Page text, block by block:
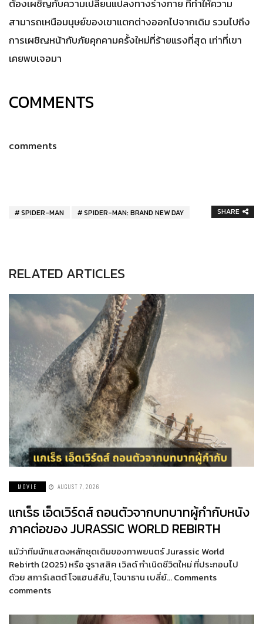
ต้องเผชิญกับความเปลี่ยนแปลงทางร่างกาย ที่ทำให้ความ
สามารถเหนือมนุษย์ของเขาแตกต่างออกไปจากเดิม รวมไปถึง
การเผชิญหน้ากับภัยคุกคามครั้งใหม่ที่ร้ายแรงที่สุด เท่าที่เขา
เคยพบเจอมา
COMMENTS
comments
SPIDER-MAN SPIDER-MAN: BRAND NEW DAY SHARE
RELATED ARTICLES
MOVIE AUGUST 7, 2026
แกเร็ธ เอ็ดเวิร์ดส์ ถอนตัวจากบทบาทผู้กำกับหนัง
ภาคต่อของ JURASSIC WORLD REBIRTH
แม้ว่าทีมนักแสดงหลักชุดเดิมของภาพยนตร์ Jurassic World
Rebirth (2025) หรือ จูราสสิค เวิลด์ กำเนิดชีวิตใหม่ ที่ประกอบไป
ด้วย สการ์เลตต์ โจแฮนส์สัน, โจนาธาน เบลี่ย์… Comments
comments